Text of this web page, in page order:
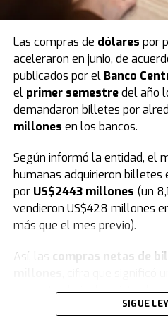
En este sentido, tras el
en los próximos días las
de fiesta e ilusión. Bajo la
y contención espiritual a cada
las ciudades en una gran
oficialmente el inicio de esta
Las compras de dólares por
aceleraron en junio, de
publicados por el Banco
el primer semestredel año
demandaron billetes por
millones en los bancos.
Según informó la entidad, el
humanas adquirieron billetes
por US$2443 millones (un
vendieron US$428 millones
más que el mes previo).
Así, las compras netas de
respecto al nivel registrado
SIGUE